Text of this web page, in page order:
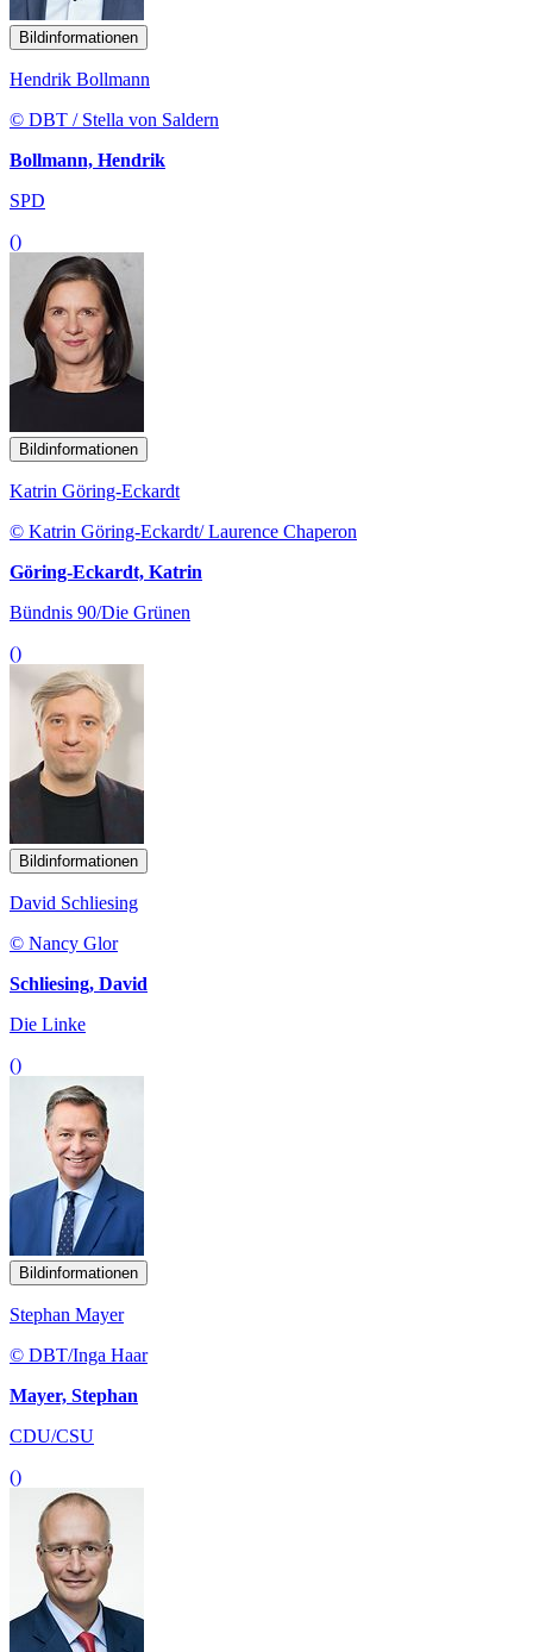
Bildinformationen
Hendrik Bollmann
© DBT / Stella von Saldern
Bollmann, Hendrik
SPD
()
Bildinformationen
Katrin Göring-Eckardt
© Katrin Göring-Eckardt/ Laurence Chaperon
Göring-Eckardt, Katrin
Bündnis 90/Die Grünen
()
Bildinformationen
David Schliesing
© Nancy Glor
Schliesing, David
Die Linke
()
Bildinformationen
Stephan Mayer
© DBT/Inga Haar
Mayer, Stephan
CDU/CSU
()